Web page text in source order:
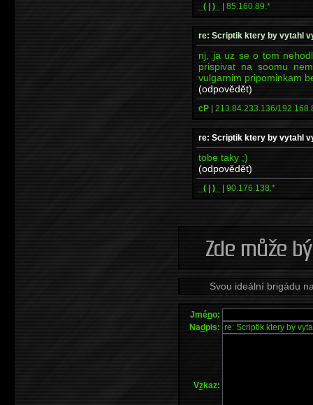
_( | )_ | 85.160.89.*
re: Scriptik ktery by vytahl
nj, ja uz se o tom
prispivat na soomu
vulgarnim pripominkam
(odpovědět)
cP | 213.84.233.136/
re: Scriptik ktery by vytahl
tobe taky ;)
(odpovědět)
_( | )_ | 90.176.138.*
Svou ideální brigádu
Jméno:
Nadpis:
Vzkaz: